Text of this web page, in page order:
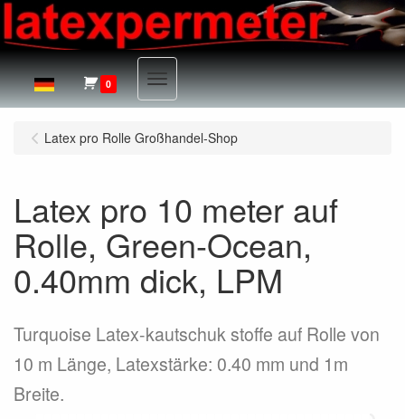
0 Menu
Latex pro Rolle Großhandel-Shop
Latex pro 10 meter auf
Rolle, Green-Ocean,
0.40mm dick, LPM
Turquoise Latex-kautschuk stoffe auf Rolle von
10 m Länge, Latexstärke: 0.40 mm und 1m
Breite.